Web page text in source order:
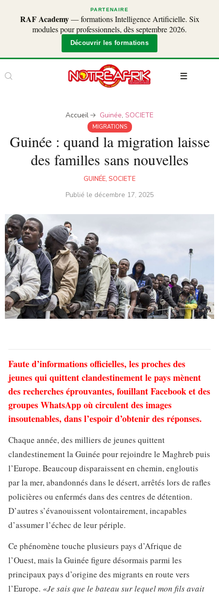
PARTENAIRE
RAF Academy— formations Intelligence Artificielle. Six
modules pour professionnels, dès septembre 2026.
Découvrir les formations
Accueil Guinée, SOCIETE
MIGRATIONS
Guinée : quand la migration laisse
des familles sans nouvelles
GUINÉE, SOCIETE
Publié le décembre 17, 2025
Faute d’informations officielles, les proches des
jeunes qui quittent clandestinement le pays mènent
des recherches éprouvantes, fouillant Facebook et des
groupes WhatsApp où circulent des images
insoutenables, dans l’espoir d’obtenir des réponses.
Chaque année, des milliers de jeunes quittent
clandestinement la Guinée pour rejoindre le Maghreb puis
l’Europe. Beaucoup disparaissent en chemin, engloutis
par la mer, abandonnés dans le désert, arrêtés lors de rafles
policières ou enfermés dans des centres de détention.
D’autres s’évanouissent volontairement, incapables
d’assumer l’échec de leur périple.
Ce phénomène touche plusieurs pays d’Afrique de
l’Ouest, mais la Guinée figure désormais parmi les
principaux pays d’origine des migrants en route vers
l’Europe. «Je sais que le bateau sur lequel mon fils avait